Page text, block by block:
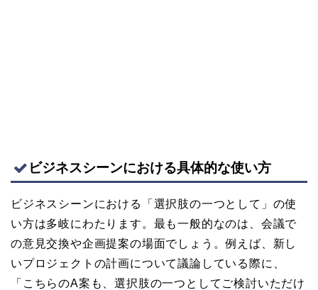
ビジネスシーンにおける具体的な使い方
ビジネスシーンにおける「選択肢の一つとして」の使
い方は多岐にわたります。最も一般的なのは、会議で
の意見交換や企画提案の場面でしょう。例えば、新し
いプロジェクトの計画について議論している際に、
「こちらのA案も、選択肢の一つとしてご検討いただけ